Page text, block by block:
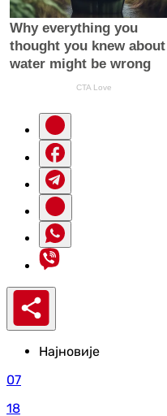
Најновије
07
18